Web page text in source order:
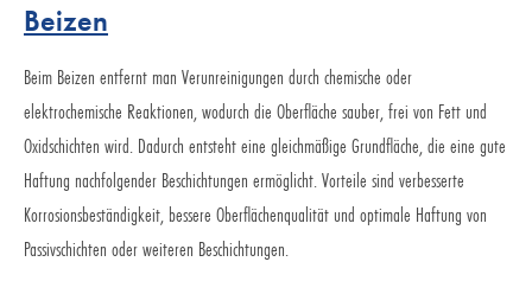
Beizen
Beim Beizen entfernt man Verunreinigungen durch chemische oder
elektrochemische Reaktionen, wodurch die Oberfläche sauber, frei von Fett und
Oxidschichten wird. Dadurch entsteht eine gleichmäßige Grundfläche, die eine gute
Haftung nachfolgender Beschichtungen ermöglicht. Vorteile sind verbesserte
Korrosionsbeständigkeit, bessere Oberflächenqualität und optimale Haftung von
Passivschichten oder weiteren Beschichtungen.